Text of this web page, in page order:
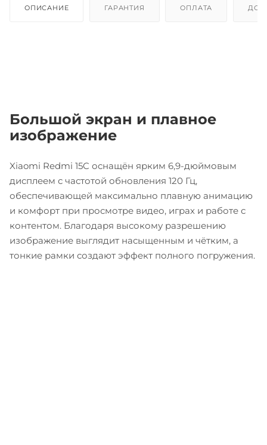
ОПИСАНИЕ ГАРАНТИЯ ОПЛАТА
Большой экран и плавное
изображение
Xiaomi Redmi 15C оснащён ярким 6,9-дюймовым
дисплеем с частотой обновления 120 Гц,
обеспечивающей максимально плавную анимацию
и комфорт при просмотре видео, играх и работе с
контентом. Благодаря высокому разрешению
изображение выглядит насыщенным и чётким, а
тонкие рамки создают эффект полного погружения.